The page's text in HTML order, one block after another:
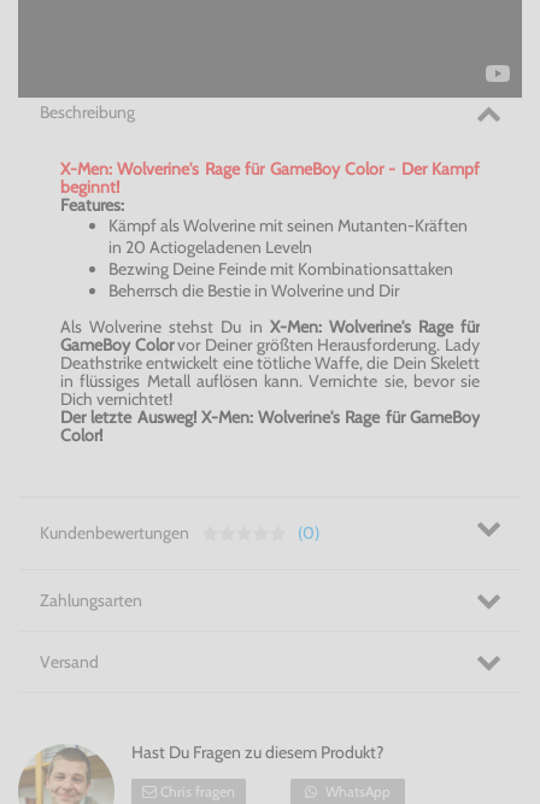
Beschreibung
X-Men: Wolverine's Rage für GameBoy Color - Der Kampf
beginnt!
Features:
Kämpf als Wolverine mit seinen Mutanten-Kräften
in 20 Actiogeladenen Leveln
Bezwing Deine Feinde mit Kombinationsattaken
Beherrsch die Bestie in Wolverine und Dir
Als Wolverine stehst Du in X-Men: Wolverine's Rage für
GameBoy Colorvor Deiner größten Herausforderung. Lady
Deathstrike entwickelt eine tötliche Waffe, die Dein Skelett
in flüssiges Metall auflösen kann. Vernichte sie, bevor sie
Dich vernichtet!
Der letzte Ausweg! X-Men: Wolverine's Rage für GameBoy
Color!
Kundenbewertungen (0)
Zahlungsarten
Versand
Hast Du Fragen zu diesem Produkt?
Chris fragen WhatsApp